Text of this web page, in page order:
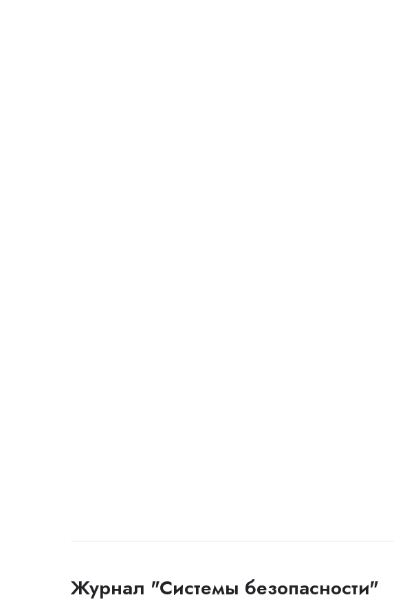
Журнал "Системы безопасности"